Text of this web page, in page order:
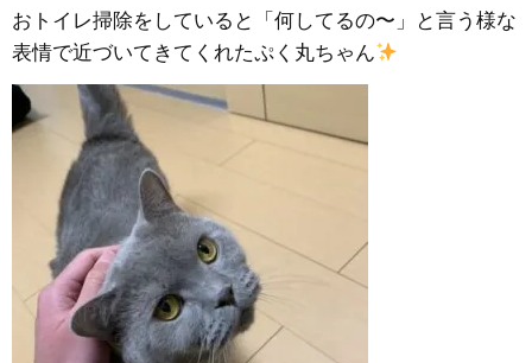
おトイレ掃除をしていると「何してるの〜」と言う様な
表情で近づいてきてくれたぷく丸ちゃん